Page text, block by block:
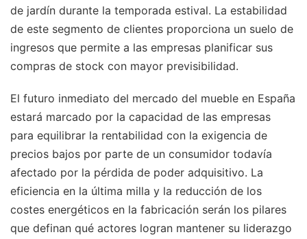
de jardín durante la temporada estival. La estabilidad
de este segmento de clientes proporciona un suelo de
ingresos que permite a las empresas planificar sus
compras de stock con mayor previsibilidad.
El futuro inmediato del mercado del mueble en España
estará marcado por la capacidad de las empresas
para equilibrar la rentabilidad con la exigencia de
precios bajos por parte de un consumidor todavía
afectado por la pérdida de poder adquisitivo. La
eficiencia en la última milla y la reducción de los
costes energéticos en la fabricación serán los pilares
que definan qué actores logran mantener su liderazgo